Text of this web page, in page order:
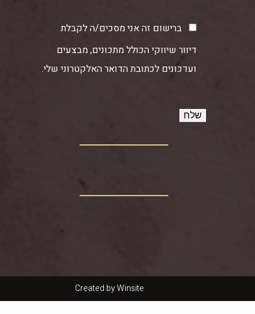
ברישום זה אני מסכים/ה לקבלת
דיוור שיווקי הכולל מתכונים, מבצעים
ועדכונים לכתובת הדואר האלקטרוני שלי.
Created byWinsite